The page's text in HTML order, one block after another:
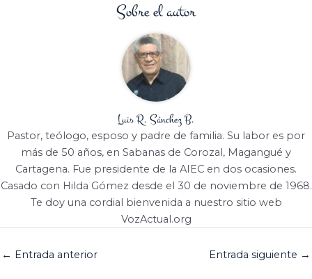
Sobre el autor
Luis R. Sánchez B.
Pastor, teólogo, esposo y padre de familia. Su labor es por
más de 50 años, en Sabanas de Corozal, Magangué y
Cartagena. Fue presidente de la AIEC en dos ocasiones.
Casado con Hilda Gómez desde el 30 de noviembre de 1968.
Te doy una cordial bienvenida a nuestro sitio web
VozActual.org
← Entrada anterior Entrada siguiente →